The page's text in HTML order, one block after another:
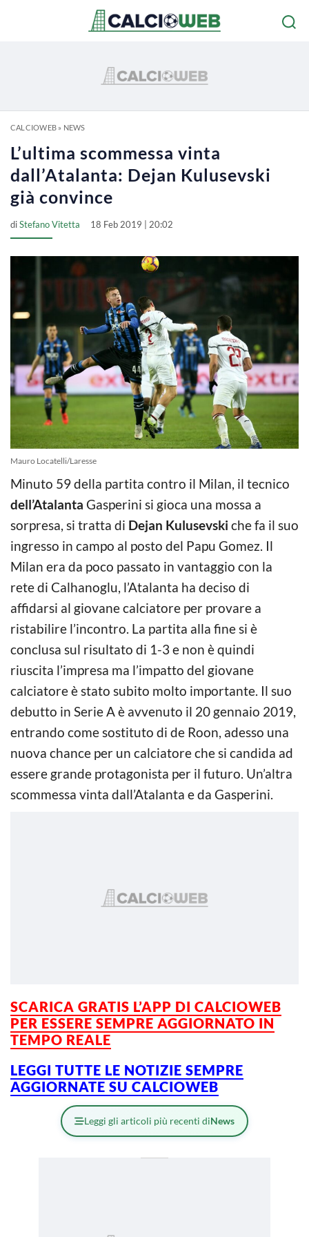
CALCIOWEB» NEWS
L’ultima scommessa vinta
dall’Atalanta: Dejan Kulusevski
già convince
diStefano Vitetta 18 Feb 2019 | 20:02
Mauro Locatelli/Laresse
Minuto 59 della partita contro il Milan, il tecnico
dell’Atalanta Gasperini si gioca una mossa a
sorpresa, si tratta di Dejan Kulusevski che fa il suo
ingresso in campo al posto del Papu Gomez. Il
Milan era da poco passato in vantaggio con la
rete di Calhanoglu, l’Atalanta ha deciso di
affidarsi al giovane calciatore per provare a
ristabilire l’incontro. La partita alla fine si è
conclusa sul risultato di 1-3 e non è quindi
riuscita l’impresa ma l’impatto del giovane
calciatore è stato subito molto importante. Il suo
debutto in Serie A è avvenuto il 20 gennaio 2019,
entrando come sostituto di de Roon, adesso una
nuova chance per un calciatore che si candida ad
essere grande protagonista per il futuro. Un’altra
scommessa vinta dall’Atalanta e da Gasperini.
SCARICA GRATIS L’APP DI CALCIOWEB
PER ESSERE SEMPRE AGGIORNATO IN
TEMPO REALE
LEGGI TUTTE LE NOTIZIE SEMPRE
AGGIORNATE SU CALCIOWEB
Leggi gli articoli più recenti diNews